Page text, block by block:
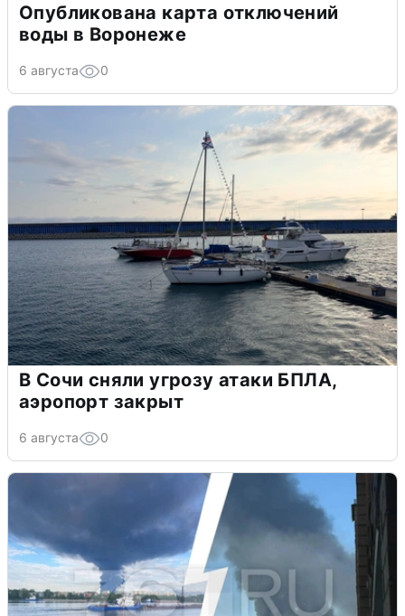
Опубликована карта отключений
воды в Воронеже
6 августа 0
В Сочи сняли угрозу атаки БПЛА,
аэропорт закрыт
6 августа 0